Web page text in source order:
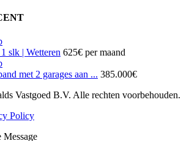
slk | Wetteren 625€ per maand
met 2 garages aan ... 385.000€
Vastgoed B.V. Alle rechten voorbehouden.
Policy
Message